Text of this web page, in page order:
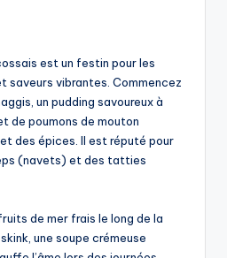
est un festin pour les
saveurs vibrantes. Commencez
un pudding savoureux à
de poumons de mouton
des épices. Il est réputé pour
(navets) et des tatties
de mer frais le long de la
une soupe crémeuse